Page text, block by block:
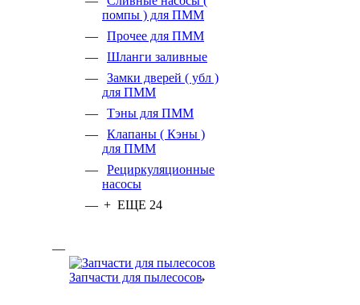
помпы ) для ПММ
Прочее для ПММ
Шланги заливные
Замки дверей ( убл )
для ПММ
Тэны для ПММ
Клапаны ( Кэны )
для ПММ
Рециркуляционные
насосы
+ ЕЩЕ 24
Запчасти для пылесосов